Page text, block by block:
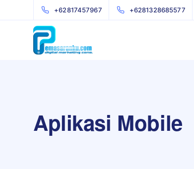
+62817457967 +6281328685577
Aplikasi Mobile